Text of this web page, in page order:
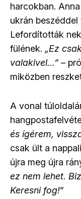
harcokban.
ukrán
Lefordították
fülének. „Ez
valakivel…” –
miközben
A vonal
és ígérem,
csak ült a
újra meg újra
ez nem lehet.
Keresni fog!”